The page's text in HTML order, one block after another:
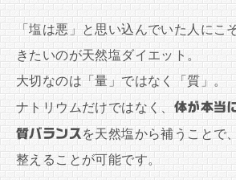
「塩は悪」と思い込んでいた人にこ
きたいのが天然塩ダイエット。
大切なのは「量」ではなく「質」。
ナトリウムだけではなく、 体が本当
質バランス を天然塩から補うことで
整えることが可能です。